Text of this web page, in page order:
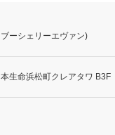
ーシェリーエヴァン)
生命浜松町クレアタワ B3F